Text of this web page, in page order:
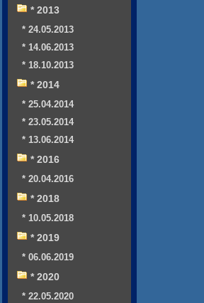
* 2013
* 24.05.2013
* 14.06.2013
* 18.10.2013
* 2014
* 25.04.2014
* 23.05.2014
* 13.06.2014
* 2016
* 20.04.2016
* 2018
* 10.05.2018
* 2019
* 06.06.2019
* 2020
* 22.05.2020